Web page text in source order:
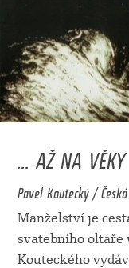
... AŽ NA VĚKY
Pavel Koutecký /
Manželství je
svatebního oltáře
Kouteckého